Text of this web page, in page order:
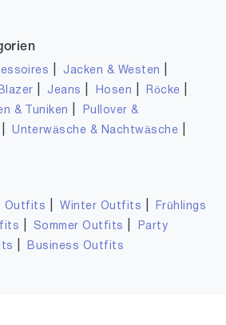
Jacken & Westen
Jeans Hosen Röcke
& Tuniken
Pullover &
|Unterwäsche & Nachtwäsche
Outfits |Winter Outfits
Frühlings
Sommer Outfits
Party
Business Outfits